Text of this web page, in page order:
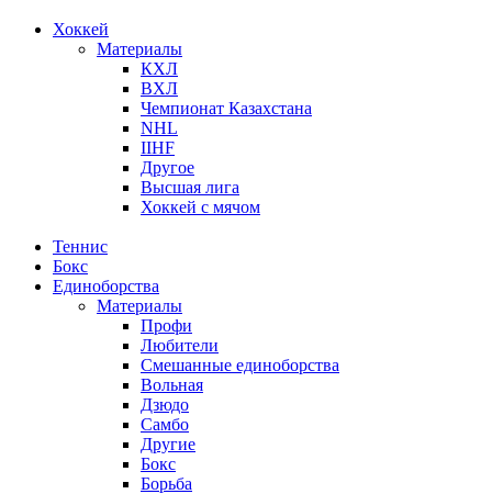
Хоккей
Материалы
КХЛ
ВХЛ
Чемпионат Казахстана
NHL
IIHF
Другое
Высшая лига
Хоккей с мячом
Теннис
Бокс
Единоборства
Материалы
Профи
Любители
Смешанные единоборства
Вольная
Дзюдо
Самбо
Другие
Бокс
Борьба